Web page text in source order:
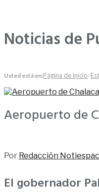
Noticias de
Usted está en:Página de inicio»
Aeropuerto de
Por Redacción
El gobernador